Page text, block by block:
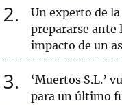
2
Un experto de la
prepararse ante
impacto de un
3
‘Muertos S.L.’
para un último